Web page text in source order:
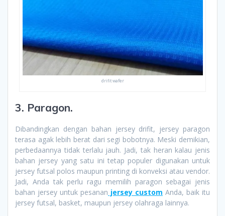
drifit wafer
3. Paragon.
Dibandingkan dengan bahan jersey drifit, jersey paragon
terasa agak lebih berat dari segi bobotnya. Meski demikian,
perbedaannya tidak terlalu jauh. Jadi, tak heran kalau jenis
bahan jersey yang satu ini tetap populer digunakan untuk
jersey futsal polos maupun printing di konveksi atau vendor.
Jadi, Anda tak perlu ragu memilih paragon sebagai jenis
bahan jersey untuk pesanan jersey custom Anda, baik itu
jersey futsal, basket, maupun jersey olahraga lainnya.